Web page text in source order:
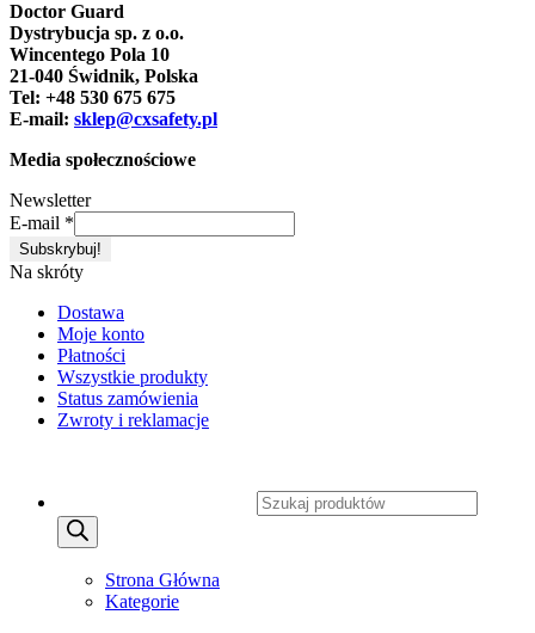
Doctor Guard
Dystrybucja sp. z o.o.
Wincentego Pola 10
21-040 Świdnik, Polska
Tel: +48 530 675 675
E-mail: sklep@cxsafety.pl
Media społecznościowe
Newsletter
E-mail *
Na skróty
Dostawa
Moje konto
Płatności
Wszystkie produkty
Status zamówienia
Zwroty i reklamacje
Strona Główna
Kategorie